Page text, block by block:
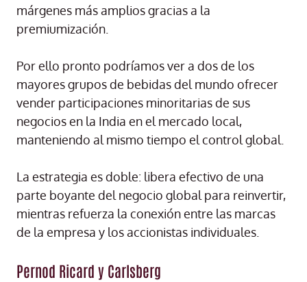
márgenes más amplios gracias a la
premiumización.
Por ello pronto podríamos ver a dos de los
mayores grupos de bebidas del mundo ofrecer
vender participaciones minoritarias de sus
negocios en la India en el mercado local,
manteniendo al mismo tiempo el control global.
La estrategia es doble: libera efectivo de una
parte boyante del negocio global para reinvertir,
mientras refuerza la conexión entre las marcas
de la empresa y los accionistas individuales.
Pernod Ricard y Carlsberg